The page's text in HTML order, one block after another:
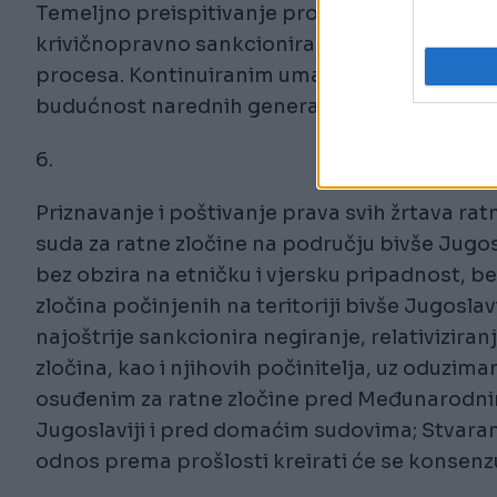
Temeljno preispitivanje procesa
krivičnopravno sankcioniranje svih
procesa. Kontinuiranim umanjenjem duga
budućnost narednih generacija građana i
6.
Priznavanje i poštivanje prava svih žrtava
suda za ratne zločine na području bivše
bez obzira na etničku i vjersku pripadnost,
zločina počinjenih na teritoriji bivše
najoštrije sankcionira negiranje,
zločina, kao i njihovih počinitelja, uz
osuđenim za ratne zločine pred
Jugoslaviji i pred domaćim sudovima;
odnos prema prošlosti kreirati će se